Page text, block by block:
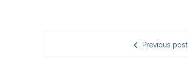
Previous post